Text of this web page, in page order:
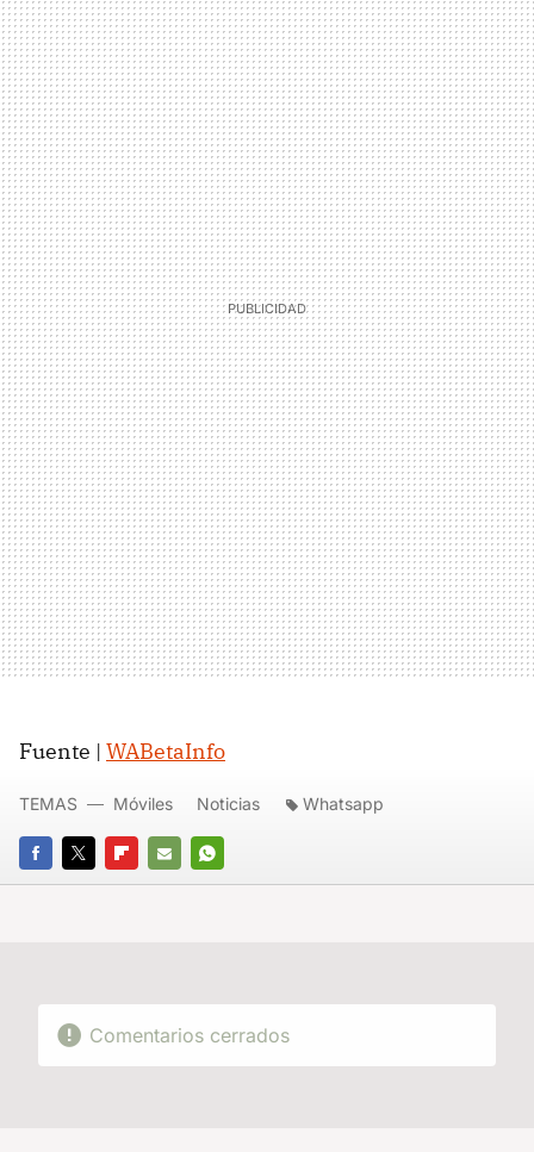
Fuente | WABetaInfo
FACEBOOK
TWITTERFLIPBOARD
E-
WHATSAPP
TEMAS Móviles Noticias Whatsapp
Comentarios cerrados